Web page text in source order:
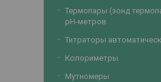
Термопары (зонд
рН-метров
Титраторы
Колориметры
Мутномеры